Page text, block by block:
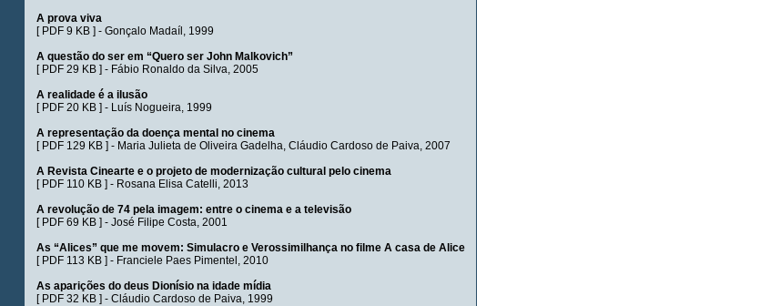
A prova viva
[ PDF 9 KB] - Gonçalo Madaíl , 1999
A questão do ser em “Quero ser John Malkovich”
[ PDF 29 KB] - Fábio Ronaldo da Silva, 2005
A realidade é a ilusão
[ PDF 20 KB] - Luís Nogueira, 1999
A representação da doença mental no cinema
[ PDF 129 KB] - Maria Julieta de Oliveira Gadelha, Cláudio Cardoso de Paiva, 2007
A Revista Cinearte e o projeto de modernização cultural pelo cinema
[ PDF 110 KB] - Rosana Elisa Catelli, 2013
A revolução de 74 pela imagem: entre o cinema e a televisão
[ PDF 69 KB] - José Filipe Costa, 2001
As “Alices” que me movem: Simulacro e Verossimilhança no filme A casa de Alice
[ PDF 113 KB] - Franciele Paes Pimentel , 2010
As aparições do deus Dionísio na idade mídia
[ PDF 32 KB] - Cláudio Cardoso de Paiva, 1999